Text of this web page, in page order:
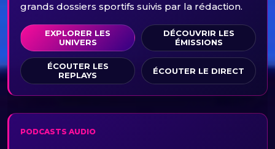
grands dossiers sportifs suivis par la rédaction.
EXPLORER LES
UNIVERS
DÉCOUVRIR LES
ÉMISSIONS
ÉCOUTER LES
REPLAYS
ÉCOUTER LE DIRECT
PODCASTS AUDIO